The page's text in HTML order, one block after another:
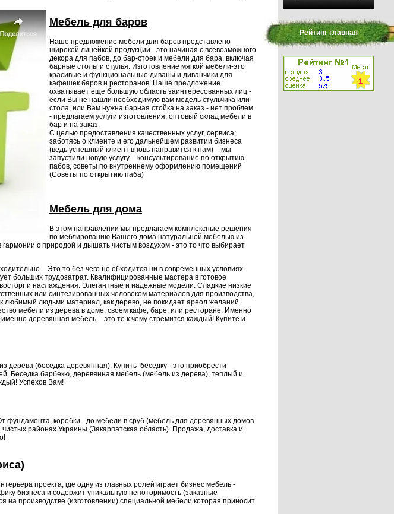
Мебель для баров
Наше предложение мебели для баров представлено
широкой линейкой продукции - это начиная с всевозможного
декора для пабов, до бар-стоек и мебели для бара, включая
барные столы и стулья. Изготовление мягкой мебели-это
красивые и функциональные диваны и диванчики для
кафешек баров и ресторанов. Наше предложение
охватывает еще большую область заинтересованных лиц -
если Вы не нашли необходимую вам модель стульчика или
стола, или Вам нужна барная стойка на заказ - нет проблем
- предлагаем услуги изготовления, оптовый склад мебели в
бар и на заказ.
С целью предоставления качественных услуг, сервиса;
заботясь о клиенте и его дальнейшем развитии бизнеса
(ведь успешный клиент вновь направится к нам) - мы
запустили новую услугу - консультирование по открытию
пабов, советы по внутреннему оформлению помещений
(Советы по открытию паба)
Мебель для дома
В этом направлении мы предлагаем комплексные решения
по меблированию Вашего дома натуральной мебелью из
с природой и дышать чистым воздухом - это то что выбирает
- Это то без чего не обходится ни в современных условиях
больших трудозатрат. Квалифицированные мастера в готовое
и наслаждения. Элегантные и надежные модели. Сладкие низкие
или синтезированных человеком материалов для производства,
любимый людьми материал, как дерево, не покидает ареол желаний
мебели из дерева в доме, своем кафе, баре, или ресторане. Именно
деревянная мебель – это то к чему стремится каждый! Купите и
дерева (беседка деревянная). Купить беседку - это приобрести
Беседка барбекю, деревянная мебель (мебель из дерева), теплый и
Успехов Вам!
фундамента, коробки - до мебели в сруб (мебель для деревянных домов
районах Украины (Закарпатская область). Продажа, доставка и
проекта, где одну из главных ролей играет бизнес мебель -
бизнеса и содержит уникальную непоторимость (заказные
производстве (изготовлении) специальной мебели которая приносит
Рейтинг главная